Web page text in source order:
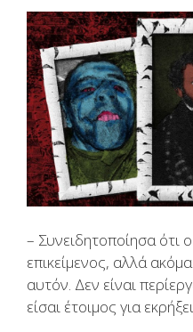
– Συνειδητοποίησα ότι
επικείμενος, αλλά
αυτόν. Δεν είναι
είσαι έτοιμος για